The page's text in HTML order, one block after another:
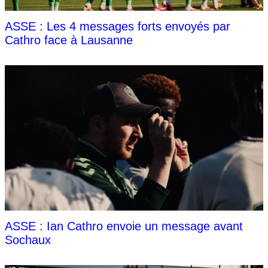
ASSE : Les 4 messages forts envoyés par
Cathro face à Lausanne
ASSE : Ian Cathro envoie un message avant
Sochaux